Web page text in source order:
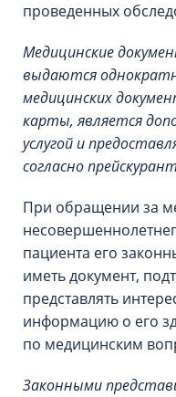
проведенных
Медицинские
выдаются
медицинских
карты, является
услугой и
согласно
При обращении за
пациента его
иметь документ,
представлять
информацию о его
по медицинским
Законными